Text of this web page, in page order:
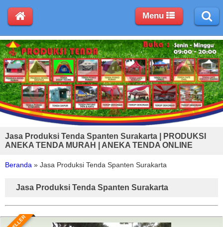
Jasa Produksi Tenda Spanten Surakarta | PRODUKSI
ANEKA TENDA MURAH | ANEKA TENDA ONLINE
Beranda » Jasa Produksi Tenda Spanten Surakarta
Jasa Produksi Tenda Spanten Surakarta
Menu